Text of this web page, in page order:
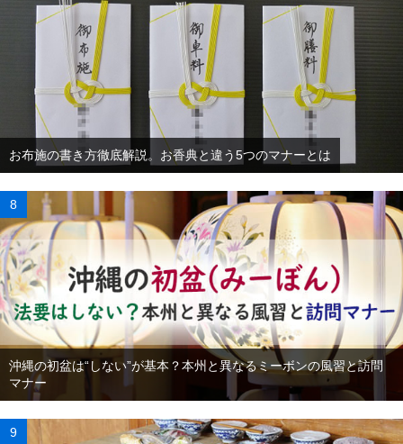
お布施の書き方徹底解説。お香典と違う5つのマナーとは
沖縄の初盆は“しない”が基本？本州と異なるミーボンの風習と訪問
マナー